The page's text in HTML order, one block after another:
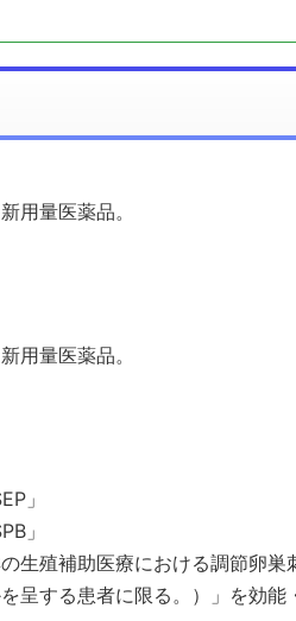
用量医薬品。
用量医薬品。
」
」
生殖補助医療における調節卵巣
呈する患者に限る。）」を効能